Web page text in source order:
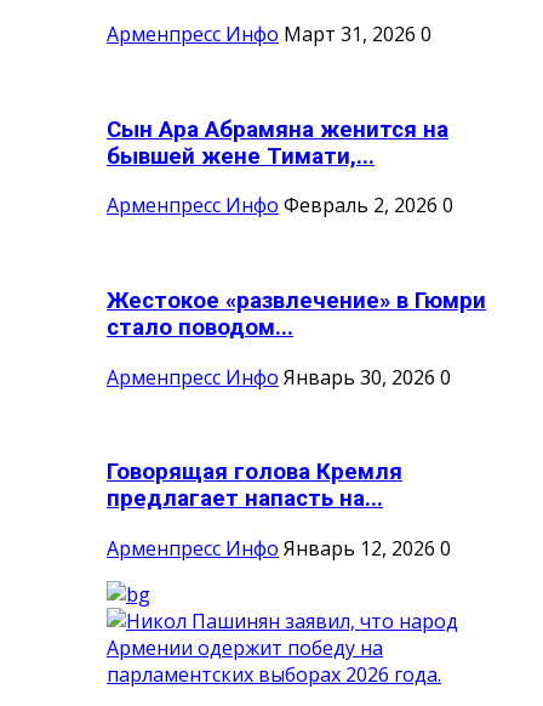
Арменпресс Инфо Март 31, 2026 0
Сын Ара Абрамяна женится на
бывшей жене Тимати,...
Арменпресс Инфо Февраль 2, 2026 0
Жестокое «развлечение» в Гюмри
стало поводом...
Арменпресс Инфо Январь 30, 2026 0
Говорящая голова Кремля
предлагает напасть на...
Арменпресс Инфо Январь 12, 2026 0